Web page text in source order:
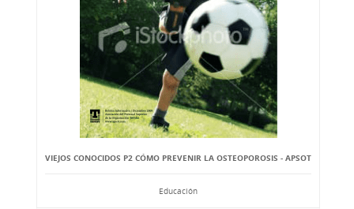
VIEJOS CONOCIDOS P2 CÓMO PREVENIR LA OSTEOPOROSIS - APSOT
Educación